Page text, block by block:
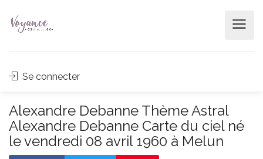
Se connecter
Alexandre Debanne Thème Astral
Alexandre Debanne Carte du ciel né
le vendredi 08 avril 1960 à Melun